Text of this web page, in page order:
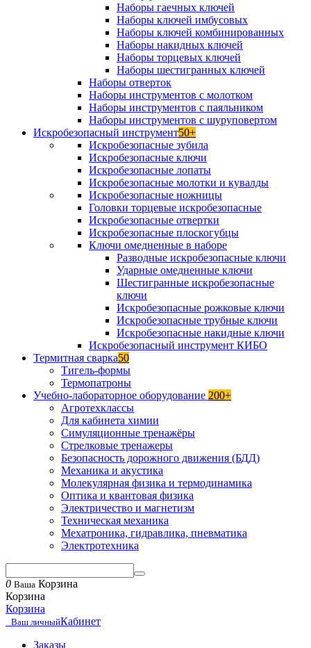
Наборы гаечных ключей
Наборы ключей имбусовых
Наборы ключей комбинированных
Наборы накидных ключей
Наборы торцевых ключей
Наборы шестигранных ключей
Наборы отверток
Наборы инструментов с молотком
Наборы инструментов с паяльником
Наборы инструментов с шуруповертом
Искробезопасный инструмент50+
Искробезопасные зубила
Искробезопасные ключи
Искробезопасные лопаты
Искробезопасные молотки и кувалды
Искробезопасные ножницы
Головки торцевые искробезопасные
Искробезопасные отвертки
Искробезопасные плоскогубцы
Ключи омедненные в наборе
Разводные искробезопасные ключи
Ударные омедненные ключи
Шестигранные искробезопасные
ключи
Искробезопасные рожковые ключи
Искробезопасные трубные ключи
Искробезопасные накидные ключи
Искробезопасный инструмент КИБО
Термитная сварка50
Тигель-формы
Термопатроны
Учебно-лабораторное оборудование 200+
Агротехклассы
Для кабинета химии
Симуляционные тренажёры
Стрелковые тренажеры
Безопасность дорожного движения (БДД)
Механика и акустика
Молекулярная физика и термодинамика
Оптика и квантовая физика
Электричество и магнетизм
Техническая механика
Мехатроника, гидравлика, пневматика
Электротехника
0 Ваша Корзина
Корзина
Корзина
Ваш личныйКабинет
Заказы